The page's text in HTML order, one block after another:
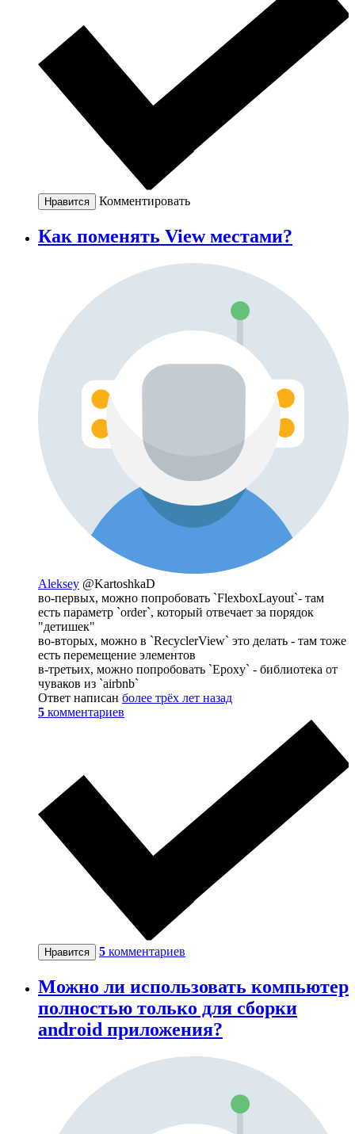
Нравится Комментировать
Как поменять View местами?
Aleksey @KartoshkaD
во-первых, можно попробовать `FlexboxLayout`- там
есть параметр `order`, который отвечает за порядок
"детишек"
во-вторых, можно в `RecyclerView` это делать - там тоже
есть перемещение элементов
в-третьих, можно попробовать `Epoxy` - библиотека от
чуваков из `airbnb`
Ответ написан более трёх лет назад
5 комментариев
Нравится 5 комментариев
Можно ли использовать компьютер
полностью только для сборки
android приложения?